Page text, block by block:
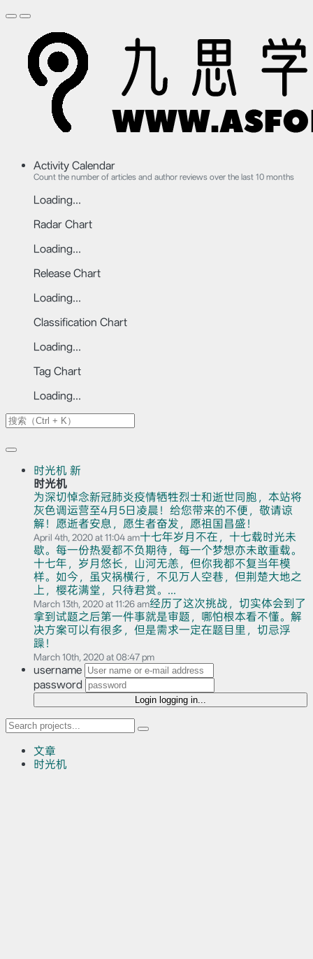
Activity Calendar
Count the number of articles and author reviews over the last 10 months
Loading...
Radar Chart
Loading...
Release Chart
Loading...
Classification Chart
Loading...
Tag Chart
Loading...
时光机 新
时光机
为深切悼念新冠肺炎疫情牺牲烈士和逝世同胞，本站将
灰色调运营至4月5日凌晨！给您带来的不便，敬请谅
解！愿逝者安息，愿生者奋发，愿祖国昌盛！
April 4th, 2020 at 11:04 am十七年岁月不在，十七载时光未
歇。每一份热爱都不负期待，每一个梦想亦未敢重载。
十七年，岁月悠长，山河无恙，但你我都不复当年模
样。如今，虽灾祸横行，不见万人空巷，但荆楚大地之
上，樱花满堂，只待君赏。...
March 13th, 2020 at 11:26 am经历了这次挑战，切实体会到了
拿到试题之后第一件事就是审题，哪怕根本看不懂。解
决方案可以有很多，但是需求一定在题目里，切忌浮
躁！
March 10th, 2020 at 08:47 pm
username
password
Login logging in...
文章
时光机